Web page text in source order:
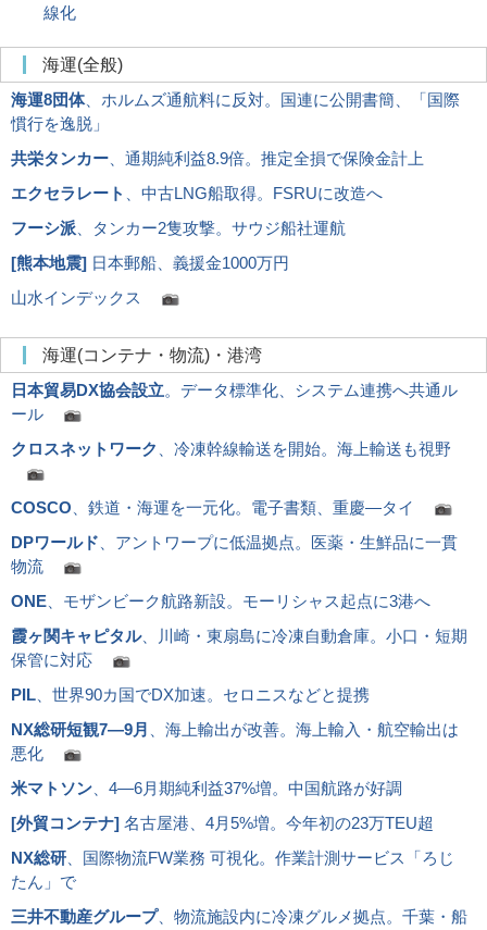
線化
海運(全般)
海運8団体、ホルムズ通航料に反対。国連に公開書簡、「国際
慣行を逸脱」
共栄タンカー、通期純利益8.9倍。推定全損で保険金計上
エクセラレート 、中古LNG船取得。FSRUに改造へ
フーシ派、タンカー2隻攻撃。サウジ船社運航
[熊本地震] 日本郵船、義援金1000万円
山水インデックス
海運(コンテナ・物流)・港湾
日本貿易DX協会設立。データ標準化、システム連携へ共通ル
ール
クロスネットワーク 、冷凍幹線輸送を開始。海上輸送も視野
COSCO、鉄道・海運を一元化。電子書類、重慶―タイ
DPワールド、アントワープに低温拠点。医薬・生鮮品に一貫
物流
ONE、モザンビーク航路新設。モーリシャス起点に3港へ
霞ヶ関キャピタル、川崎・東扇島に冷凍自動倉庫。小口・短期
保管に対応
PIL、世界90カ国でDX加速。セロニスなどと提携
NX総研短観7―9月 、海上輸出が改善。海上輸入・航空輸出は
悪化
米マトソン、4―6月期純利益37%増。中国航路が好調
[外貿コンテナ] 名古屋港、4月5%増。今年初の23万TEU超
NX総研、国際物流FW業務 可視化。作業計測サービス「ろじ
たん」で
三井不動産グループ、物流施設内に冷凍グルメ拠点。千葉・船